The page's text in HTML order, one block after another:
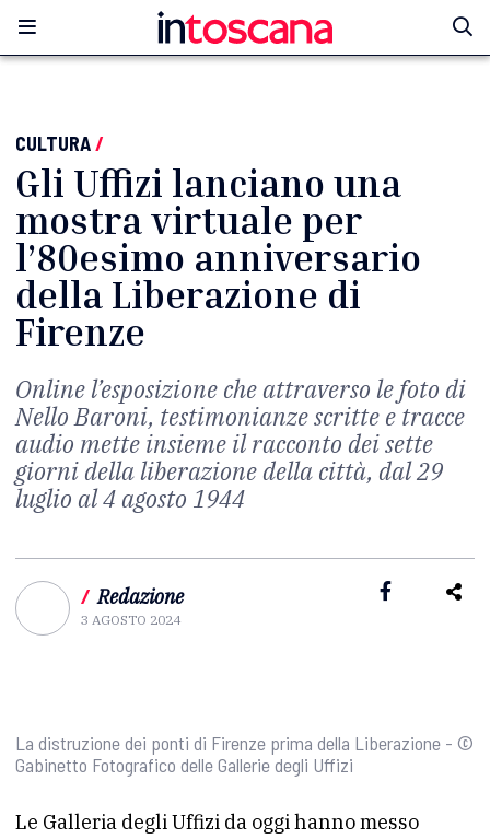
CULTURA/
Gli Uffizi lanciano una
mostra virtuale per
l’80esimo anniversario
della Liberazione di
Firenze
Online l’esposizione che attraverso le foto di
Nello Baroni, testimonianze scritte e tracce
audio mette insieme il racconto dei sette
giorni della liberazione della città, dal 29
luglio al 4 agosto 1944
/ Redazione
3 AGOSTO 2024
La distruzione dei ponti di Firenze prima della Liberazione - ©
Gabinetto Fotografico delle Gallerie degli Uffizi
Le Galleria degli Uffizi da oggi hanno messo